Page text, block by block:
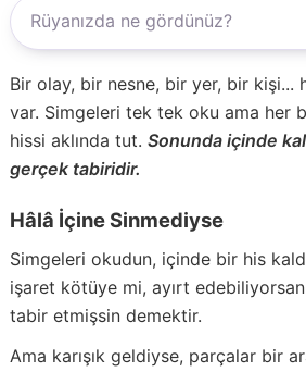
Bir olay, bir nesne, bir yer, bir kişi...
var. Simgeleri tek tek oku ama her
hissi aklında tut. Sonunda içinde
gerçek tabiridir.
Hâlâ İçine Sinmediyse
Simgeleri okudun, içinde bir his
işaret kötüye mi, ayırt
tabir etmişsin demektir.
Ama karışık geldiyse, parçalar bir